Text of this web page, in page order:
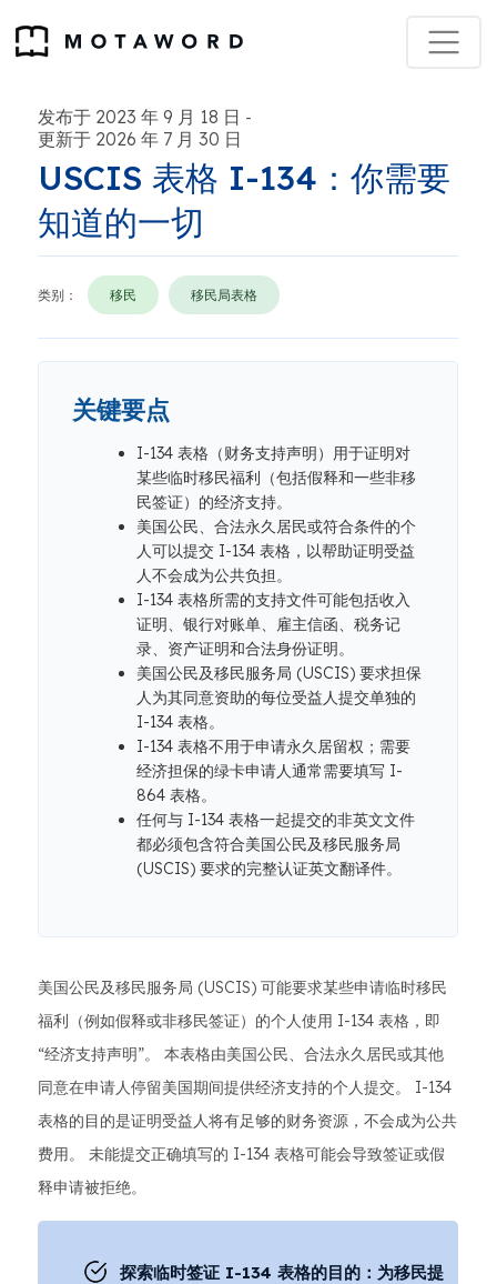
发布于 2023 年 9 月 18 日 -
更新于 2026 年 7 月 30 日
USCIS 表格 I-134：你需要
知道的一切
类别： 移民 移民局表格
关键要点
I-134 表格（财务支持声明）用于证明对
某些临时移民福利（包括假释和一些非移
民签证）的经济支持。
美国公民、合法永久居民或符合条件的个
人可以提交 I-134 表格，以帮助证明受益
人不会成为公共负担。
I-134 表格所需的支持文件可能包括收入
证明、银行对账单、雇主信函、税务记
录、资产证明和合法身份证明。
美国公民及移民服务局 (USCIS) 要求担保
人为其同意资助的每位受益人提交单独的
I-134 表格。
I-134 表格不用于申请永久居留权；需要
经济担保的绿卡申请人通常需要填写 I-
864 表格。
任何与 I-134 表格一起提交的非英文文件
都必须包含符合美国公民及移民服务局
(USCIS) 要求的完整认证英文翻译件。
美国公民及移民服务局 (USCIS) 可能要求某些申请临时移民
福利（例如假释或非移民签证）的个人使用 I-134 表格，即
“经济支持声明”。 本表格由美国公民、合法永久居民或其他
同意在申请人停留美国期间提供经济支持的个人提交。 I-134
表格的目的是证明受益人将有足够的财务资源，不会成为公共
费用。 未能提交正确填写的 I-134 表格可能会导致签证或假
释申请被拒绝。
探索临时签证 I-134 表格的目的：为移民提